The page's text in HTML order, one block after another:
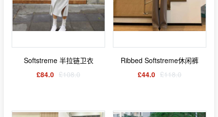
Softstreme 半拉链卫衣
£84.0 £108.0
Ribbed Softstreme休闲裤
£44.0 £118.0